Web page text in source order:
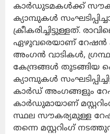
കാർഡുടമകൾക്ക്
ക്യാമ്പുകൾ
ക്രീകരിച്ചിട്ടുള്ളത്.
ഏഴുവരെയാണ് റേഷൻ
അംഗൻ വാടികൾ,
കേന്ദ്രങ്ങൾ തുടങ്ങിയ
ക്യാമ്പുകൾ
കാർഡ് അംഗങ്ങളും
കാർഡുമായാണ്
സ്ഥല സൗകര്യമുള്ള
തന്നെ മസ്റ്ററിംഗ്